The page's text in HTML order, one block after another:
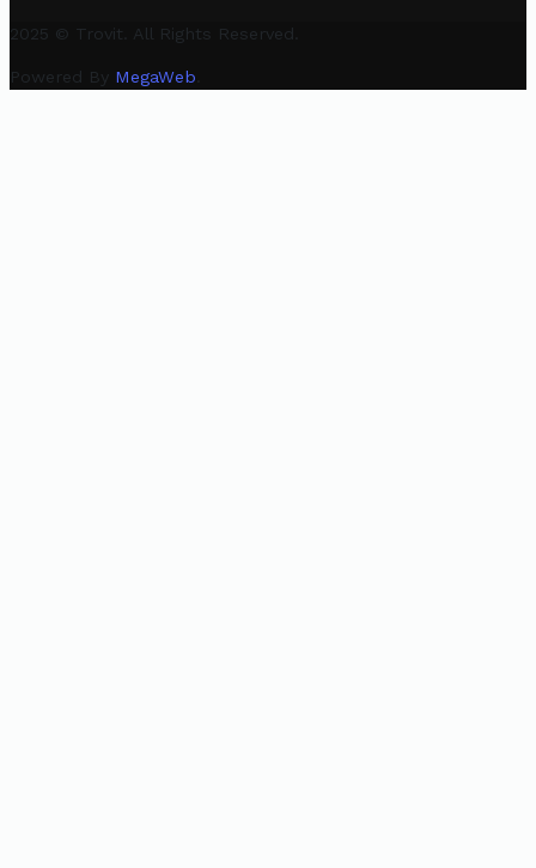
2025 © Trovit. All Rights Reserved.
Powered By MegaWeb